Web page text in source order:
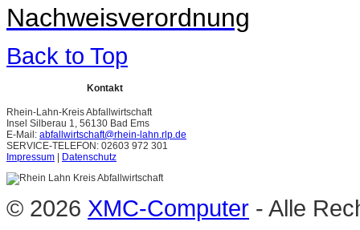
Nachweisverordnung
Back to Top
Kontakt
Rhein-Lahn-Kreis Abfallwirtschaft
Insel Silberau 1, 56130 Bad Ems
E-Mail: abfallwirtschaft@rhein-lahn.rlp.de
SERVICE-TELEFON: 02603 972 301
Impressum | Datenschutz
© 2026 XMC-Computer - Alle